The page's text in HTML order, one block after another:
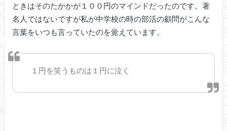
ときはそのたかかが１００円のマインドだったのです。著
名人ではないですが私が中学校の時の部活の顧問がこんな
言葉をいつも言っていたのを覚えています。
１円を笑うものは１円に泣く